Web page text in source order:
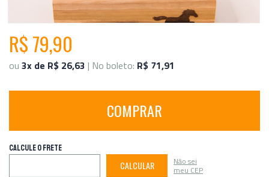
R$ 79,90
ou 3x de R$ 26,63 | No boleto: R$ 71,91
COMPRAR
CALCULE O FRETE
CALCULAR Não sei
meu CEP